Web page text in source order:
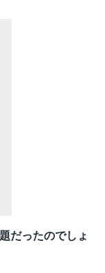
だったのでしょ